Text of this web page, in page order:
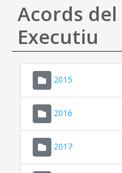
Acords del
Executiu
2015
2016
2017